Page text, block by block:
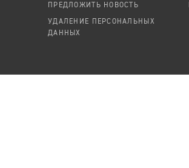
ПРЕДЛОЖИТЬ НОВОСТЬ
УДАЛЕНИЕ ПЕРСОНАЛЬНЫХ
ДАННЫХ